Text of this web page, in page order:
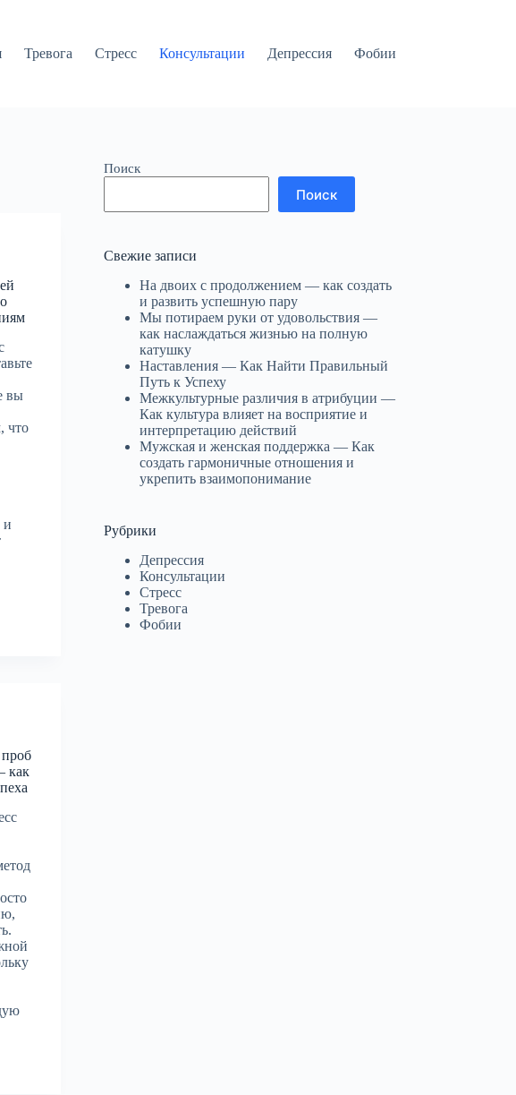
Тревога Стресс Консультации Депрессия Фобии
вы
что
и
как
Поиск
Поиск
Свежие записи
На двоих с продолжением — как создать
и развить успешную пару
Мы потираем руки от удовольствия —
как наслаждаться жизнью на полную
катушку
Наставления — Как Найти Правильный
Путь к Успеху
Межкультурные различия в атрибуции —
Как культура влияет на восприятие и
интерпретацию действий
Мужская и женская поддержка — Как
создать гармоничные отношения и
укрепить взаимопонимание
Рубрики
Депрессия
Консультации
Стресс
Тревога
Фобии